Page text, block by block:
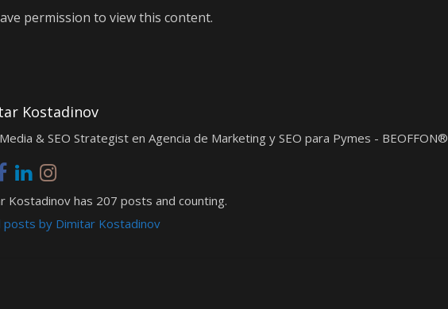
permission to view this content.
Kostadinov
& SEO Strategist en Agencia de Marketing y SEO para Pymes - BEOFFON®
Kostadinov has 207 posts and counting.
posts by Dimitar Kostadinov